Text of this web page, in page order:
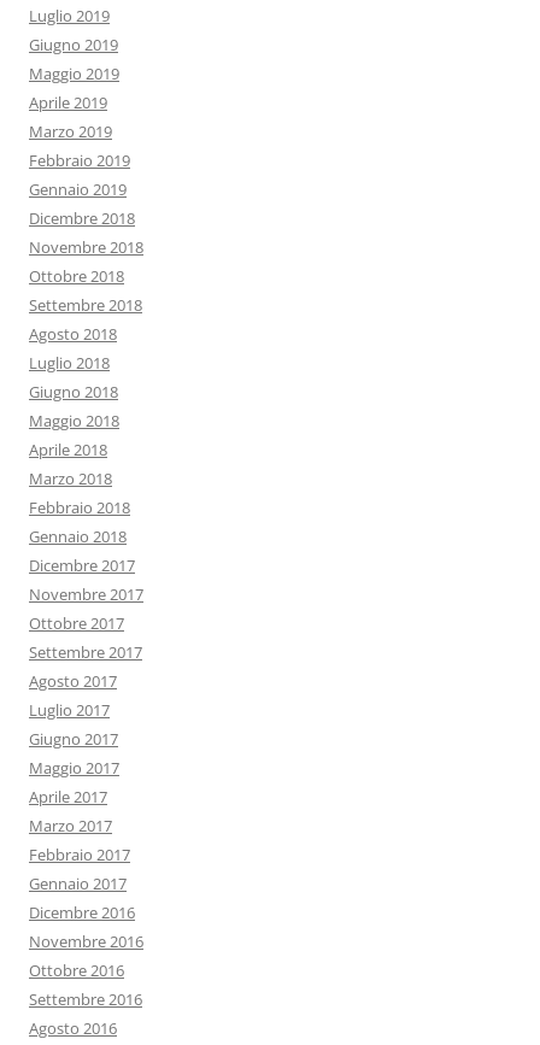
Luglio 2019
Giugno 2019
Maggio 2019
Aprile 2019
Marzo 2019
Febbraio 2019
Gennaio 2019
Dicembre 2018
Novembre 2018
Ottobre 2018
Settembre 2018
Agosto 2018
Luglio 2018
Giugno 2018
Maggio 2018
Aprile 2018
Marzo 2018
Febbraio 2018
Gennaio 2018
Dicembre 2017
Novembre 2017
Ottobre 2017
Settembre 2017
Agosto 2017
Luglio 2017
Giugno 2017
Maggio 2017
Aprile 2017
Marzo 2017
Febbraio 2017
Gennaio 2017
Dicembre 2016
Novembre 2016
Ottobre 2016
Settembre 2016
Agosto 2016